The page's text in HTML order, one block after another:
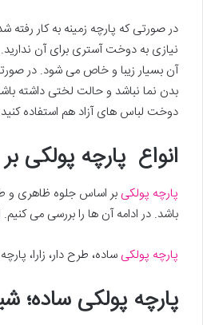
در صورتی که پارچه زمینه به کار رفته
نیازی به دوخت آستری برای آن
آن بسیار زیبا و خاص می شود. در
بدن نما نباشد و حالت لختی داشته
دوخت لباس های آزاد هم استفاده
انواع پارچه پولکی
پارچه پولکی بر اساس جلوه ظاهری و
باشد. در ادامه آن ها را بررسی می کنیم.
پارچه پولکی ساده، طرح دار، زارا،
پارچه پولکی